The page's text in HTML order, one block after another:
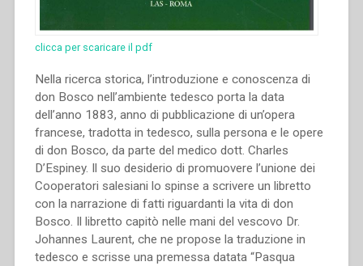
clicca per scaricare il pdf
Nella ricerca storica, l’introduzione e conoscenza di
don Bosco nell’ambiente tedesco porta la data
dell’anno 1883, anno di pubblicazione di un’opera
francese, tradotta in tedesco, sulla persona e le opere
di don Bosco, da parte del medico dott. Charles
D’Espiney. Il suo desiderio di promuovere l’unione dei
Cooperatori salesiani lo spinse a scrivere un libretto
con la narrazione di fatti riguardanti la vita di don
Bosco. Il libretto capitò nelle mani del vescovo Dr.
Johannes Laurent, che ne propose la traduzione in
tedesco e scrisse una premessa datata “Pasqua